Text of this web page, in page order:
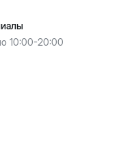
10:00-20:00